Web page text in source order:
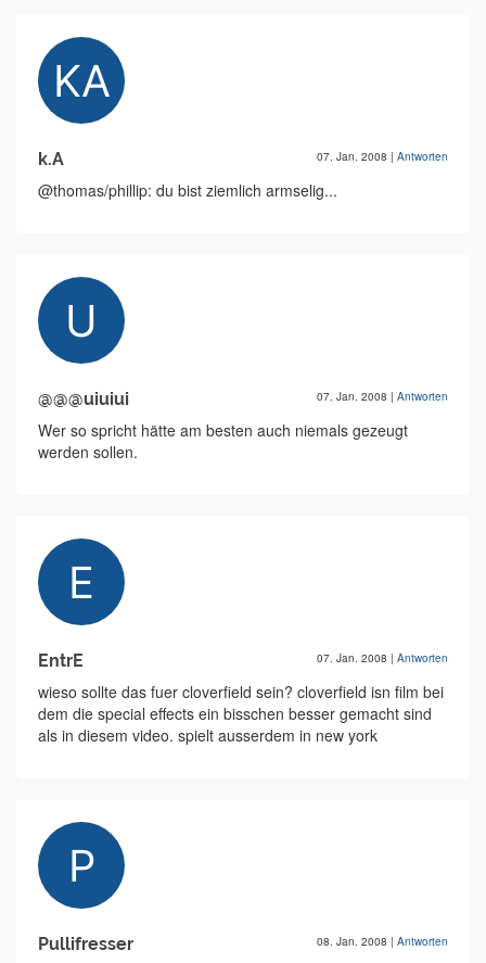
k.A 07. Jan. 2008 | Antworten
@thomas/phillip: du bist ziemlich armselig...
@@@uiuiui 07. Jan. 2008 | Antworten
Wer so spricht hätte am besten auch niemals gezeugt
werden sollen.
EntrE 07. Jan. 2008 | Antworten
wieso sollte das fuer cloverfield sein? cloverfield isn film bei
dem die special effects ein bisschen besser gemacht sind
als in diesem video. spielt ausserdem in new york
Pullifresser 08. Jan. 2008 | Antworten